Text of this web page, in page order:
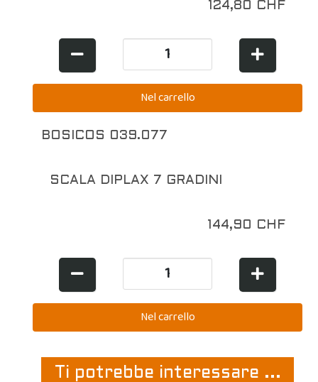
124,80 CHF
BOSICOS 039.077
SCALA DIPLAX 7 GRADINI
144,90 CHF
Ti potrebbe interessare ...